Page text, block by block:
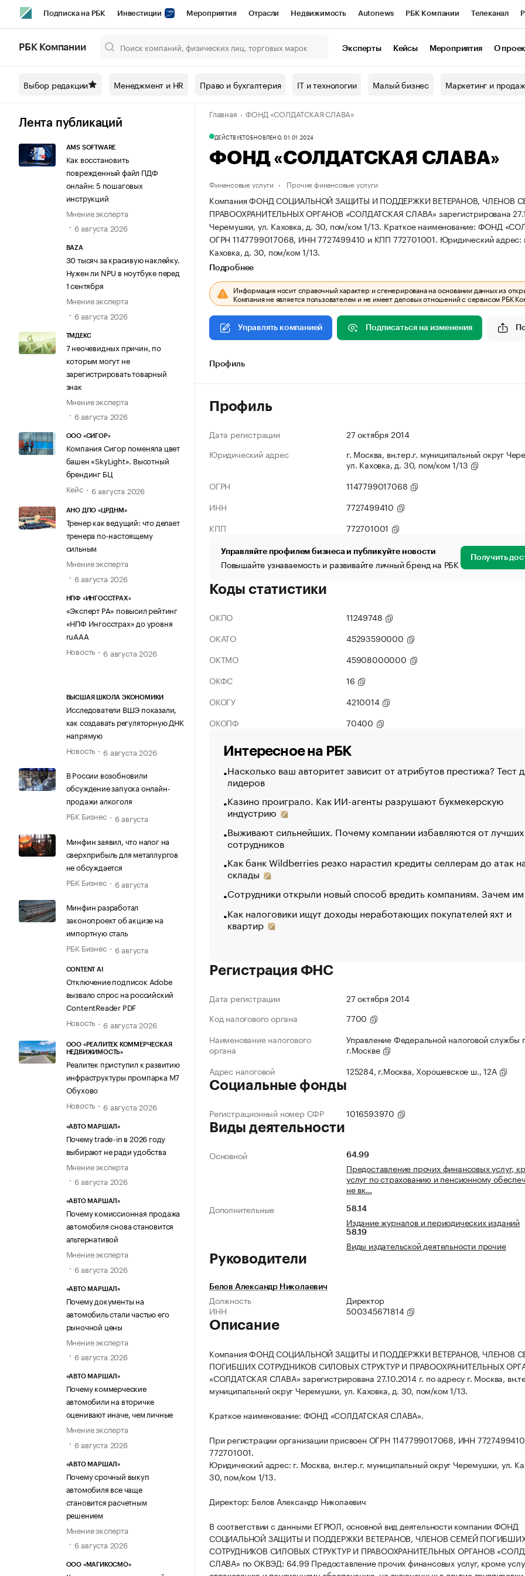
Подписка на РБК Инвестиции Мероприятия Отрасли Недвижимость Autonews РБК Компании Телеканал
Спецпроекты СПб Конференции СПб Спецпроекты Проверка контрагентов
Технологии и медиа Рынок наличной валюты
РБК Компании Эксперты Кейсы Мероприятия О
Выбор редакции Менеджмент и HR Право и бухгалтерия IT и технологии Малый бизнес Маркетинг и
Лента публикаций
AMS SOFTWARE
Как восстановить
поврежденный файл ПДФ
онлайн: 5 пошаговых
инструкций
Мнение эксперта
6 августа 2026
BAZA
30 тысяч за красивую наклейку.
Нужен ли NPU в ноутбуке перед
1 сентября
Мнение эксперта
6 августа 2026
ТМДЕКС
7 неочевидных причин, по
которым могут не
зарегистрировать товарный
знак
Мнение эксперта
6 августа 2026
ООО «СИГОР»
Компания Сигор поменяла цвет
башен «SkyLight». Высотный
брендинг БЦ
Кейс
6 августа 2026
АНО ДПО «ЦРДНМ»
Тренер как ведущий: что делает
тренера по-настоящему
сильным
Мнение эксперта
6 августа 2026
НПФ «ИНГОССТРАХ»
«Эксперт РА» повысил рейтинг
«НПФ Ингосстрах» до уровня
ruAAA
Новость
6 августа 2026
ВЫСШАЯ ШКОЛА ЭКОНОМИКИ
Исследователи ВШЭ показали,
как создавать регуляторную ДНК
напрямую
Новость
6 августа 2026
В России возобновили
обсуждение запуска онлайн-
продажи алкоголя
РБК Бизнес
6 августа
Минфин заявил, что налог на
сверхприбыль для металлургов
не обсуждается
РБК Бизнес
6 августа
Минфин разработал
законопроект об акцизе на
импортную сталь
РБК Бизнес
6 августа
CONTENT AI
Отключение подписок Adobe
вызвало спрос на российский
ContentReader PDF
Новость
6 августа 2026
ООО «РЕАЛИТЕК КОММЕРЧЕСКАЯ
НЕДВИЖИМОСТЬ»
Реалитек приступил к развитию
инфраструктуры промпарка М7
Обухово
Новость
6 августа 2026
«АВТО МАРШАЛ»
Почему trade-in в 2026 году
выбирают не ради удобства
Мнение эксперта
6 августа 2026
«АВТО МАРШАЛ»
Почему комиссионная продажа
автомобиля снова становится
альтернативой
Мнение эксперта
6 августа 2026
«АВТО МАРШАЛ»
Почему документы на
автомобиль стали частью его
рыночной цены
Мнение эксперта
6 августа 2026
«АВТО МАРШАЛ»
Почему коммерческие
автомобили на вторичке
оценивают иначе, чем личные
Мнение эксперта
6 августа 2026
«АВТО МАРШАЛ»
Почему срочный выкуп
автомобиля все чаще
становится расчетным
решением
Мнение эксперта
6 августа 2026
ООО «МАГИКОСМО»
Главная ФОНД «СОЛДАТСКАЯ СЛАВА»
ДЕЙСТВУЕТОБНОВЛЕНО, 01.01.2024
ФОНД «СОЛДАТСКАЯ СЛАВА»
Финансовые услуги Прочие финансовые услуги
Компания ФОНД СОЦИАЛЬНОЙ ЗАЩИТЫ И ПОДДЕРЖКИ ВЕТЕРАНОВ, ЧЛЕНОВ
ПРАВООХРАНИТЕЛЬНЫХ ОРГАНОВ «СОЛДАТСКАЯ СЛАВА» зарегистрирована
Черемушки, ул. Каховка, д. 30, пом/ком 1/13. Краткое наименование: ФОНД
ОГРН 1147799017068, ИНН 7727499410 и КПП 772701001. Юридический адрес:
Каховка, д. 30, пом/ком 1/13.
Подробнее
Информация носит справочный характер и сгенерирована на основании данных из
Компания не является пользователем и не имеет деловых отношений с сервисом РБК
Управлять компанией Подписаться на изменения
Профиль
Профиль
Дата регистрации
27 октября 2014
Юридический адрес
г. Москва, вн.тер.г. муниципальный округ
ул. Каховка, д. 30, пом/ком 1/13
ОГРН
1147799017068
ИНН
7727499410
КПП
772701001
Управляйте профилем бизнеса и публикуйте новости
Повышайте узнаваемость и развивайте личный бренд на РБК Получить
Коды статистики
ОКПО
11249748
ОКАТО
45293590000
ОКТМО
45908000000
ОКФС
16
ОКОГУ
4210014
ОКОПФ
70400
Интересное на РБК
Насколько ваш авторитет зависит от атрибутов престижа? Тест
лидеров
Казино проиграло. Как ИИ-агенты разрушают букмекерскую
индустрию
Выживают сильнейших. Почему компании избавляются от лучших
сотрудников
Как банк Wildberries резко нарастил кредиты селлерам до атак
склады
Сотрудники открыли новый способ вредить компаниям. Зачем
Как налоговики ищут доходы неработающих покупателей яхт и
квартир
Регистрация ФНС
Дата регистрации
27 октября 2014
Код налогового органа
7700
Наименование налогового
органа
Управление Федеральной налоговой службы
г.Москве
Адрес налоговой
125284, г.Москва, Хорошевское ш., 12А
Социальные фонды
Регистрационный номер СФР 1016593970
Виды деятельности
Основной 64.99
Предоставление прочих финансовых услуг,
услуг по страхованию и пенсионному
не вк…
Дополнительные
58.14
Издание журналов и периодических изданий
58.19
Виды издательской деятельности прочие
Руководители
Белов Александр Николаевич
Должность
Директор
ИНН
500345671814
Описание
Компания ФОНД СОЦИАЛЬНОЙ ЗАЩИТЫ И ПОДДЕРЖКИ ВЕТЕРАНОВ, ЧЛЕНОВ
ПОГИБШИХ СОТРУДНИКОВ СИЛОВЫХ СТРУКТУР И ПРАВООХРАНИТЕЛЬНЫХ
«СОЛДАТСКАЯ СЛАВА» зарегистрирована 27.10.2014 г. по адресу г. Москва,
муниципальный округ Черемушки, ул. Каховка, д. 30, пом/ком 1/13.
Краткое наименование: ФОНД «СОЛДАТСКАЯ СЛАВА».
При регистрации организации присвоен ОГРН 1147799017068, ИНН
772701001.
Юридический адрес: г. Москва, вн.тер.г. муниципальный округ Черемушки, ул.
30, пом/ком 1/13.
Директор: Белов Александр Николаевич
В соответствии с данными ЕГРЮЛ, основной вид деятельности компании ФОНД
СОЦИАЛЬНОЙ ЗАЩИТЫ И ПОДДЕРЖКИ ВЕТЕРАНОВ, ЧЛЕНОВ СЕМЕЙ
СОТРУДНИКОВ СИЛОВЫХ СТРУКТУР И ПРАВООХРАНИТЕЛЬНЫХ ОРГАНОВ
СЛАВА» по ОКВЭД: 64.99 Предоставление прочих финансовых услуг, кроме